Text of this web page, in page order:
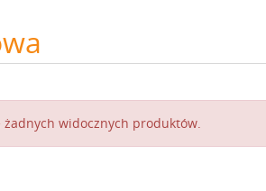
widocznych produktów.